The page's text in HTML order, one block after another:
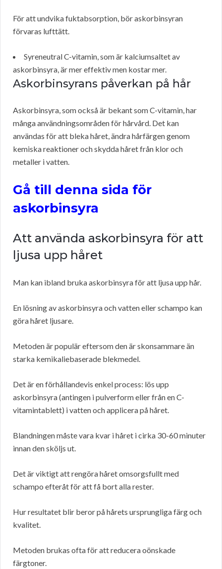
För att undvika fuktabsorption, bör askorbinsyran
förvaras lufttätt.
Syreneutral C-vitamin, som är kalciumsaltet av
askorbinsyra, är mer effektiv men kostar mer.
Askorbinsyrans påverkan på hår
Askorbinsyra, som också är bekant som C-vitamin, har
många användningsområden för hårvård. Det kan
användas för att bleka håret, ändra hårfärgen genom
kemiska reaktioner och skydda håret från klor och
metaller i vatten.
Gå till denna sida för
askorbinsyra
Att använda askorbinsyra för att
ljusa upp håret
Man kan ibland bruka askorbinsyra för att ljusa upp hår.
En lösning av askorbinsyra och vatten eller schampo kan
göra håret ljusare.
Metoden är populär eftersom den är skonsammare än
starka kemikaliebaserade blekmedel.
Det är en förhållandevis enkel process: lös upp
askorbinsyra (antingen i pulverform eller från en C-
vitamintablett) i vatten och applicera på håret.
Blandningen måste vara kvar i håret i cirka 30-60 minuter
innan den sköljs ut.
Det är viktigt att rengöra håret omsorgsfullt med
schampo efteråt för att få bort alla rester.
Hur resultatet blir beror på hårets ursprungliga färg och
kvalitet.
Metoden brukas ofta för att reducera oönskade
färgtoner.